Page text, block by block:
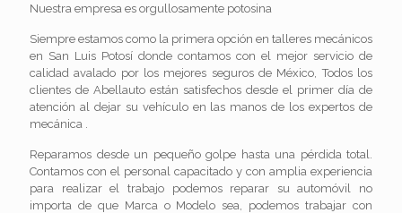
Nuestra empresa es orgullosamente potosina
Siempre estamos como la primera opción en talleres mecánicos
en San Luis Potosí donde contamos con el mejor servicio de
calidad avalado por los mejores seguros de México, Todos los
clientes de Abellauto están satisfechos desde el primer día de
atención al dejar su vehículo en las manos de los expertos de
mecánica .
Reparamos desde un pequeño golpe hasta una pérdida total.
Contamos con el personal capacitado y con amplia experiencia
para realizar el trabajo podemos reparar su automóvil no
importa de que Marca o Modelo sea, podemos trabajar con